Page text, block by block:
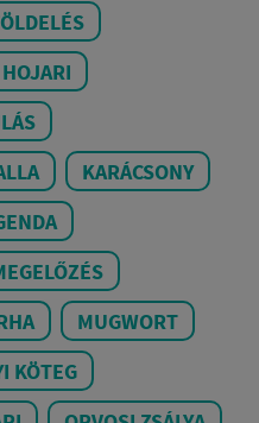
HOJARI
KARÁCSONY
MUGWORT
KÖTEG